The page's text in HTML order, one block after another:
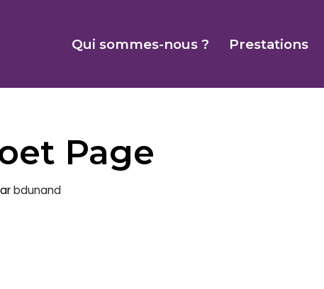
Qui sommes-nous ? Prestations
Page
bdunand